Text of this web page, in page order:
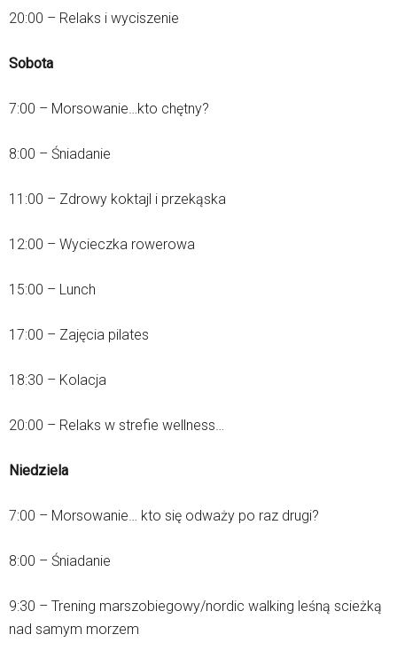
20:00 – Relaks i wyciszenie
Sobota
7:00 – Morsowanie…kto chętny?
8:00 – Śniadanie
11:00 – Zdrowy koktajl i przekąska
12:00 – Wycieczka rowerowa
15:00 – Lunch
17:00 – Zajęcia pilates
18:30 – Kolacja
20:00 – Relaks w strefie wellness…
Niedziela
7:00 – Morsowanie… kto się odważy po raz drugi?
8:00 – Śniadanie
9:30 – Trening marszobiegowy/nordic walking leśną scieżką
nad samym morzem